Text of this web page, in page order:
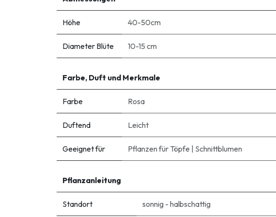
Höhe 40-50cm
Diameter Blüte 10-15 cm
Farbe, Duft und Merkmale
Farbe Rosa
Duftend Leicht
Geeignet für Pflanzen für Töpfe Schnittblumen
Pflanzanleitung
Standort sonnig - halbschattig